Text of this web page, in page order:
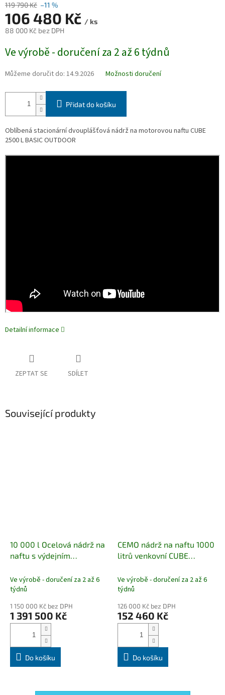
119 790 Kč –11 %
106 480 Kč / ks
88 000 Kč bez DPH
cena:
Ve výrobě - doručení za 2 až 6 týdnů
Můžeme doručit do: 14.9.2026 Možnosti doručení
Přidat do košíku
Oblíbená stacionární dvouplášťová nádrž na motorovou naftu CUBE
2500 L BASIC OUTDOOR
Detailní informace
ZEPTAT SE SDÍLET
Související produkty
10 000 l Ocelová nádrž na
naftu s výdejním
10 až 12 týdnů
Ve výrobě - doručení za 2 až 6
týdnů
1 150 000 Kč bez DPH
1 391 500 Kč
Do košíku
CEMO nádrž na naftu 1000
litrů venkovní CUBE
s CMO 1O evidencí
Ve výrobě - doručení za 2 až 6
týdnů
126 000 Kč bez DPH
152 460 Kč
Do košíku